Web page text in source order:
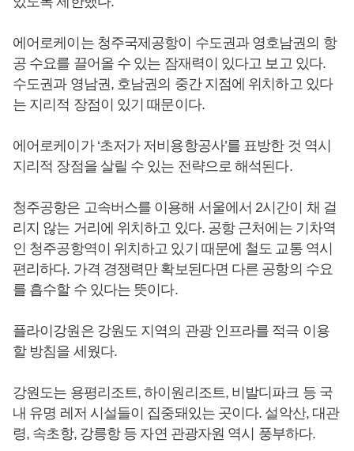
에어로케이는 청주국제공항이 수도권과 영호남권의 항
공 수요를 끌어올 수 있는 잠재력이 있다고 보고 있다.
수도권과 영남권, 호남권의 중간 지점에 위치하고 있다
는 지리적 장점이 있기 때문이다.
에어로케이가 ‘초저가 저비용항공사’를 표방한 것 역시
지리적 장점을 살릴 수 있는 전략으로 해석된다.
청주공항은 고속버스를 이용해 서울에서 2시간이 채 걸
리지 않는 거리에 위치하고 있다. 공항 근처에는 기차역
인 청주공항역이 위치하고 있기 때문에 철도 교통 역시
편리하다. 가격 경쟁력만 확보된다면 다른 공항의 수요
를 흡수할 수 있다는 뜻이다.
플라이강원은 강원도 지역의 관광 인프라를 적극 이용
할 방침을 세웠다.
강원도는 용평리조트, 하이원리조트, 비발디파크 등 국
내 유명 레저 시설들이 집중돼있는 곳이다. 설악산, 대관
령, 속초항, 강릉항 등 자연 관광자원 역시 풍부하다.